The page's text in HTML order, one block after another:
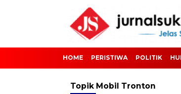
HOME PERISTIWA POLITIK
Topik Mobil Tronton